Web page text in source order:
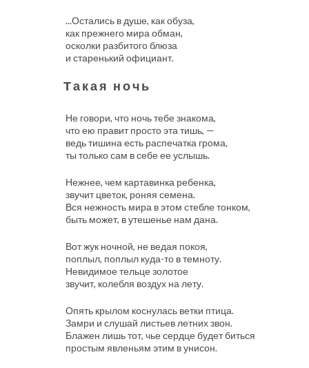
...Остались в душе, как обуза,
как прежнего мира обман,
осколки разбитого блюза
и старенький официант.
Такая ночь
Не говори, что ночь тебе знакома,
что ею правит просто эта тишь, —
ведь тишина есть распечатка грома,
ты только сам в себе ее услышь.
Нежнее, чем картавинка ребенка,
звучит цветок, роняя семена.
Вся нежность мира в этом стебле тонком,
быть может, в утешенье нам дана.
Вот жук ночной, не ведая покоя,
поплыл, поплыл куда-то в темноту.
Невидимое тельце золотое
звучит, колебля воздух на лету.
Опять крылом коснулась ветки птица.
Замри и слушай листьев летних звон.
Блажен лишь тот, чье сердце будет биться
простым явленьям этим в унисон.